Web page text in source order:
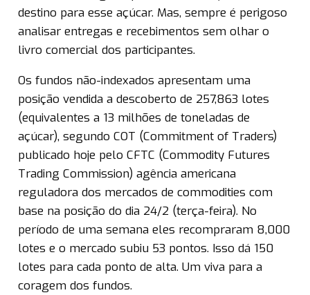
destino para esse açúcar. Mas, sempre é perigoso
analisar entregas e recebimentos sem olhar o
livro comercial dos participantes.
Os fundos não-indexados apresentam uma
posição vendida a descoberto de 257,863 lotes
(equivalentes a 13 milhões de toneladas de
açúcar), segundo COT (Commitment of Traders)
publicado hoje pelo CFTC (Commodity Futures
Trading Commission) agência americana
reguladora dos mercados de commodities com
base na posição do dia 24/2 (terça-feira). No
período de uma semana eles recompraram 8,000
lotes e o mercado subiu 53 pontos. Isso dá 150
lotes para cada ponto de alta. Um viva para a
coragem dos fundos.